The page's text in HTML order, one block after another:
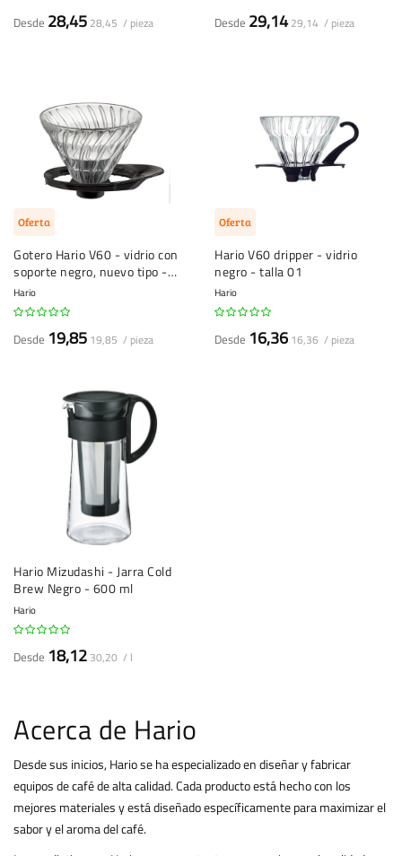
Desde 28,45 28,45 / pieza Desde 29,14 29,14 / pieza
Oferta
Gotero Hario V60 - vidrio con
soporte negro, nuevo tipo -
tamaño 02 (VDGR-02-B)
Hario
Desde 19,85 19,85 / pieza
Oferta
Hario V60 dripper - vidrio
negro - talla 01
Hario
Desde 16,36 16,36 / pieza
Hario Mizudashi - Jarra Cold
Brew Negro - 600 ml
Hario
Desde 18,12 30,20 / l
Acerca de Hario
Desde sus inicios, Hario se ha especializado en diseñar y fabricar
equipos de café de alta calidad. Cada producto está hecho con los
mejores materiales y está diseñado específicamente para maximizar el
sabor y el aroma del café.